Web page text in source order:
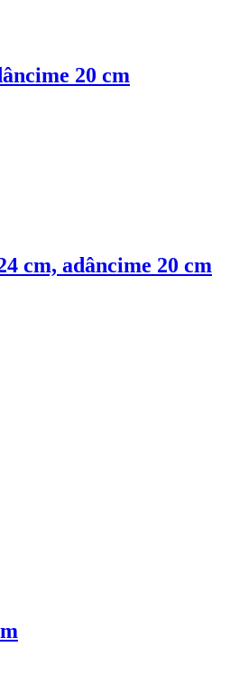
20 cm
cm, adâncime 20 cm